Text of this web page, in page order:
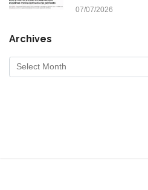
07/07/2026
Archives